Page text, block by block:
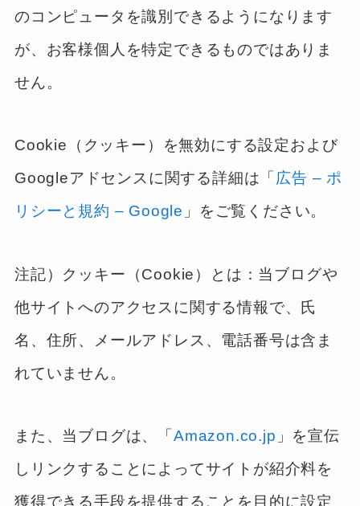
のコンピュータを識別できるようになります
が、お客様個人を特定できるものではありま
せん。
Cookie（クッキー）を無効にする設定および
Googleアドセンスに関する詳細は「 広告 – ポ
リシーと規約 – Google 」をご覧ください。
注記）クッキー（Cookie）とは：当ブログや
他サイトへのアクセスに関する情報で、氏
名、住所、メールアドレス、電話番号は含ま
れていません。
また、当ブログは、「 Amazon.co.jp 」を宣伝
しリンクすることによってサイトが紹介料を
獲得できる手段を提供することを目的に設定